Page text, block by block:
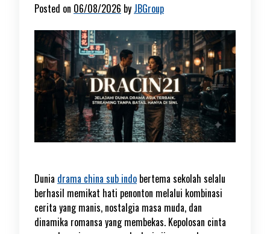
Posted on 06/08/2026 by JBGroup
Dunia drama china sub indo bertema sekolah selalu
berhasil memikat hati penonton melalui kombinasi
cerita yang manis, nostalgia masa muda, dan
dinamika romansa yang membekas. Kepolosan cinta